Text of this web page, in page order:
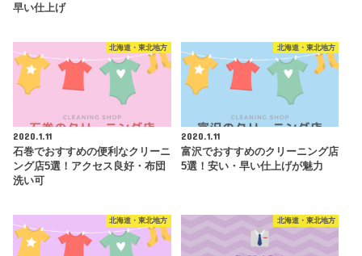
早い仕上げ
北海道・東北地方
2020.1.11
石巻でおすすめの便利なクリーニ
ング店5選！アクセス良好・布団
洗い可
北海道・東北地方
2020.1.11
富沢でおすすめのクリーニング店
5選！安い・早い仕上げが魅力
北海道・東北地方 北海道・東北地方